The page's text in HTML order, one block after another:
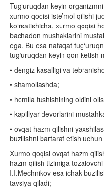
Tug‘uruqdan keyin
xurmo qoqisi iste’mol qilishi
ko‘rsatishicha, xurmo qoqisi
bachadon mushaklarini
ega. Bu esa nafaqat
tug‘uruqdan keyin qon ketish
• dengiz kasalligi va
• shamollashda;
• homila tushishining oldini
• kapillyar devorlarini
• ovqat hazm qilishni
buzilishni bartaraf etish uchun
Xurmo qoqisi ovqat hazm
hazm qilish tizimiga tozalovchi
I.I.Mechnikov esa ichak
tavsiya qiladi;